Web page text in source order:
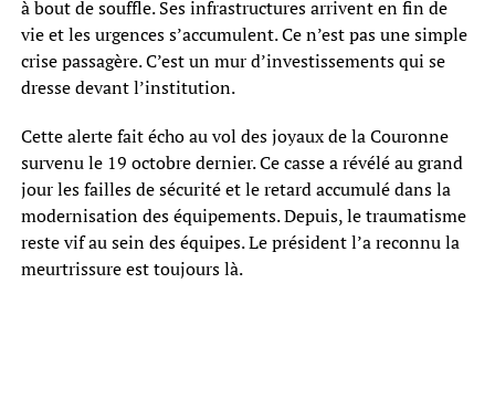
à bout de souffle. Ses infrastructures arrivent en fin de
vie et les urgences s’accumulent. Ce n’est pas une simple
crise passagère. C’est un mur d’investissements qui se
dresse devant l’institution.
Cette alerte fait écho au vol des joyaux de la Couronne
survenu le 19 octobre dernier. Ce casse a révélé au grand
jour les failles de sécurité et le retard accumulé dans la
modernisation des équipements. Depuis, le traumatisme
reste vif au sein des équipes. Le président l’a reconnu la
meurtrissure est toujours là.